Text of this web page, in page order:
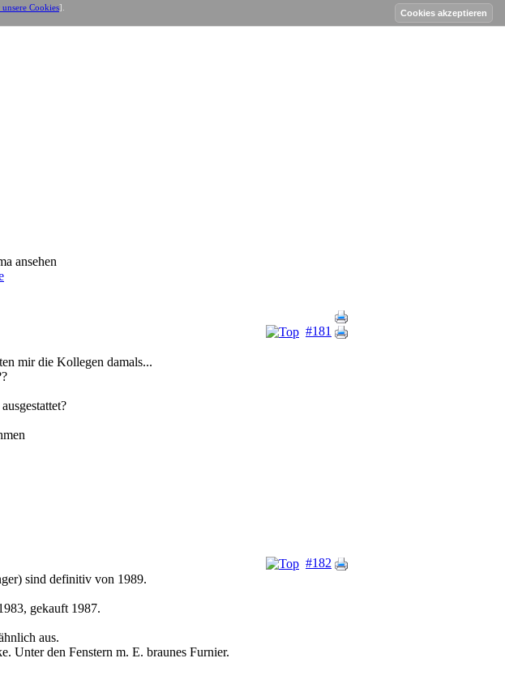
Cookies].
ansehen
#181
mir die Kollegen damals...
#182
sind definitiv von 1989.
gekauft 1987.
aus.
Unter den Fenstern m. E. braunes Furnier.